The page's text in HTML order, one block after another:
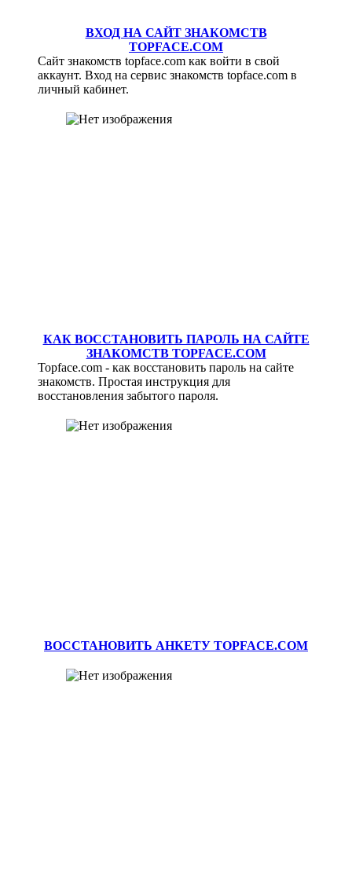
ВХОД НА САЙТ ЗНАКОМСТВ
TOPFACE.COM
Сайт знакомств topface.com как войти в свой
аккаунт. Вход на сервис знакомств topface.com в
личный кабинет.
КАК ВОССТАНОВИТЬ ПАРОЛЬ НА САЙТЕ
ЗНАКОМСТВ TOPFACE.COM
Topface.com - как восстановить пароль на сайте
знакомств. Простая инструкция для
восстановления забытого пароля.
ВОССТАНОВИТЬ АНКЕТУ TOPFACE.COM